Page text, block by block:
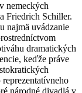
nemeckých
Friedrich Schiller.
najmä uvádzanie
dramatických
keďže práve